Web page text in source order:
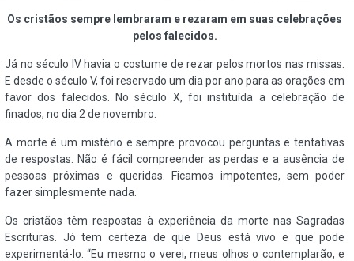
Os cristãos sempre lembraram e rezaram em suas celebrações
pelos falecidos.
Já no século IV havia o costume de rezar pelos mortos nas missas.
E desde o século V, foi reservado um dia por ano para as orações em
favor dos falecidos. No século X, foi instituída a celebração de
finados, no dia 2 de novembro.
A morte é um mistério e sempre provocou perguntas e tentativas
de respostas. Não é fácil compreender as perdas e a ausência de
pessoas próximas e queridas. Ficamos impotentes, sem poder
fazer simplesmente nada.
Os cristãos têm respostas à experiência da morte nas Sagradas
Escrituras. Jó tem certeza de que Deus está vivo e que pode
experimentá-lo: “Eu mesmo o verei, meus olhos o contemplarão, e